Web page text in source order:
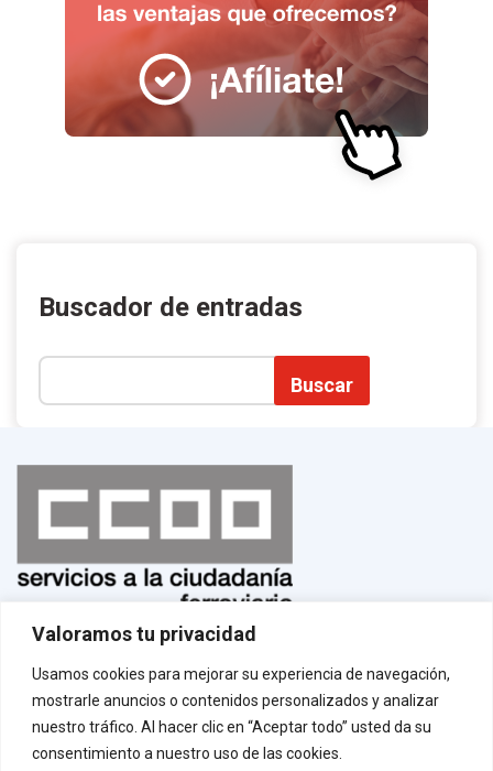
Valoramos tu privacidad
Usamos cookies para mejorar su experiencia de navegación,
mostrarle anuncios o contenidos personalizados y analizar
nuestro tráfico. Al hacer clic en “Aceptar todo” usted da su
consentimiento a nuestro uso de las cookies.
Buscador de entradas
Buscar
Normas de uso
Aviso legal
Política de privacidad
Política de cookies
Contacto